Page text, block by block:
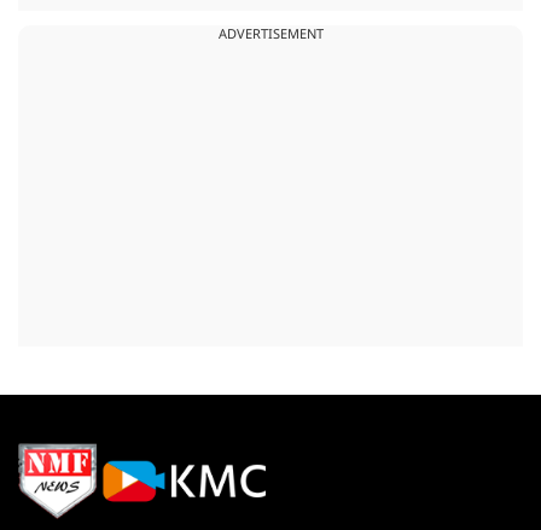
ADVERTISEMENT